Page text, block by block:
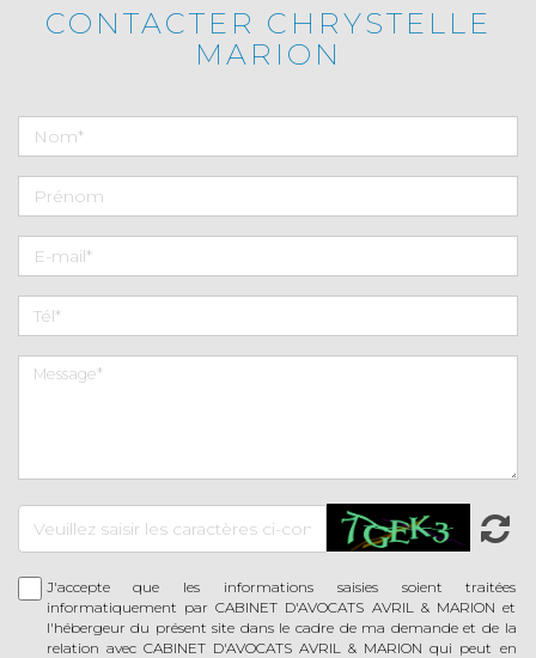
CONTACTER CHRYSTELLE
MARION
J'accepte que les informations saisies soient traitées
informatiquement par CABINET D'AVOCATS AVRIL & MARION et
l'hébergeur du présent site dans le cadre de ma demande et de la
relation avec CABINET D'AVOCATS AVRIL & MARION qui peut en